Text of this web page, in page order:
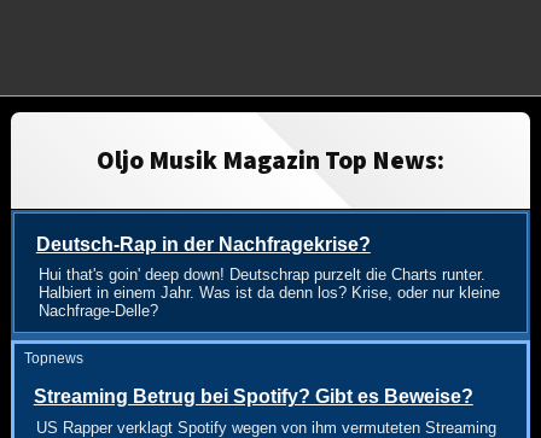
Oljo Musik Magazin Top News:
Deutsch-Rap in der Nachfragekrise?
Hui that's goin' deep down! Deutschrap purzelt die Charts runter.
Halbiert in einem Jahr. Was ist da denn los? Krise, oder nur kleine
Nachfrage-Delle?
Topnews
Streaming Betrug bei Spotify? Gibt es Beweise?
US Rapper verklagt Spotify wegen von ihm vermuteten Streaming